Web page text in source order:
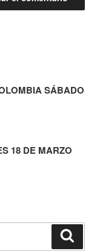
SÁBADO
18 DE MARZO